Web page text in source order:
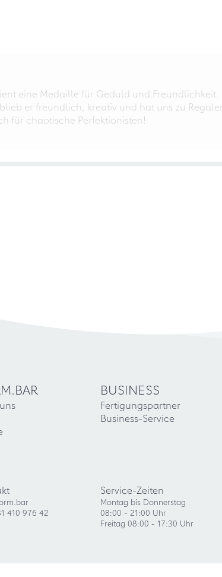
eine Medaille für Geduld und Freundlichkeit.
er freundlich, kreativ und hat uns zu
für chaotische Perfektionisten!
BUSINESS
Fertigungspartner
Business-Service
410 976 42
Service-Zeiten
Montag bis Donnerstag
08:00 - 21:00 Uhr
Freitag 08:00 - 17:30 Uhr